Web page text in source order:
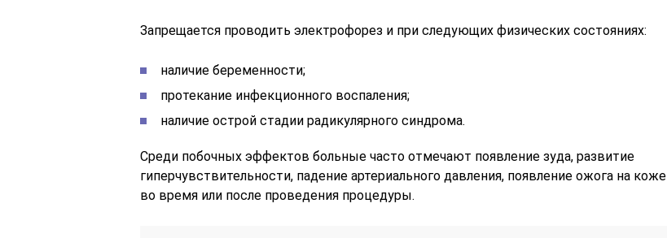
Запрещается проводить электрофорез и при следующих физических состояниях:
наличие беременности;
протекание инфекционного воспаления;
наличие острой стадии радикулярного синдрома.
Среди побочных эффектов больные часто отмечают появление зуда, развитие
гиперчувствительности, падение артериального давления, появление ожога на коже
во время или после проведения процедуры.